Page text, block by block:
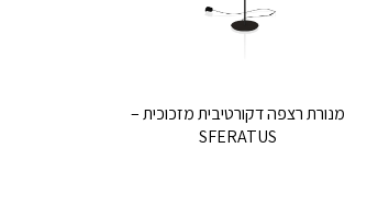
מנורת רצפה דקורטיבית מזכוכית –
SFERATUS